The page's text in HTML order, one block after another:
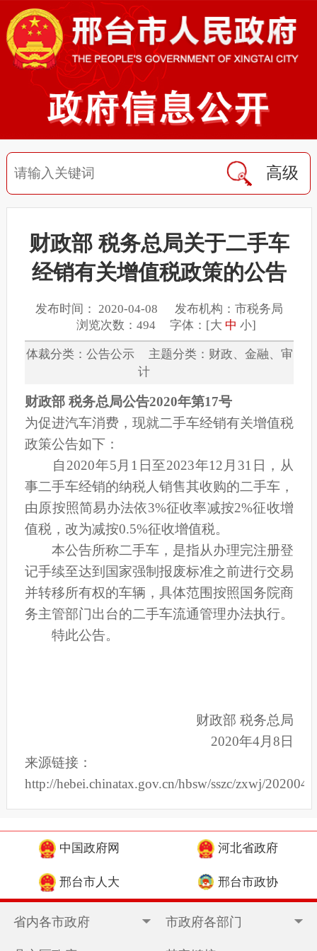
高级
财政部 税务总局关于二手车
经销有关增值税政策的公告
发布时间： 2020-04-08 发布机构：市税务局
浏览次数：494 字体：[大 中 小]
体裁分类：公告公示 主题分类：财政、金融、审
计
财政部 税务总局公告2020年第17号
为促进汽车消费，现就二手车经销有关增值税
政策公告如下：
自2020年5月1日至2023年12月31日，从
事二手车经销的纳税人销售其收购的二手车，
由原按照简易办法依3%征收率减按2%征收增
值税，改为减按0.5%征收增值税。
本公告所称二手车，是指从办理完注册登
记手续至达到国家强制报废标准之前进行交易
并转移所有权的车辆，具体范围按照国务院商
务主管部门出台的二手车流通管理办法执行。
特此公告。
财政部 税务总局
2020年4月8日
来源链接：
http://hebei.chinatax.gov.cn/hbsw/sszc/zxwj/
中国政府网 河北省政府
邢台市人大 邢台市政协
省内各市政府 市政府各部门